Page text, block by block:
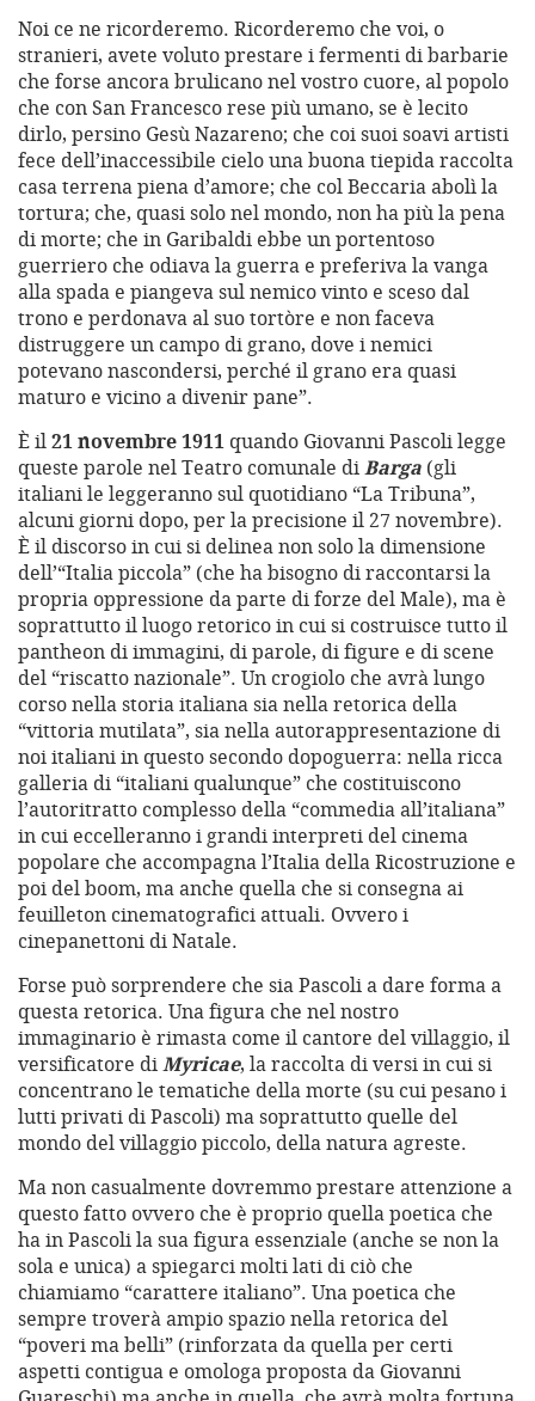
Noi ce ne ricorderemo. Ricorderemo che voi, o
stranieri, avete voluto prestare i fermenti di barbarie
che forse ancora brulicano nel vostro cuore, al popolo
che con San Francesco rese più umano, se è lecito
dirlo, persino Gesù Nazareno; che coi suoi soavi artisti
fece dell’inaccessibile cielo una buona tiepida raccolta
casa terrena piena d’amore; che col Beccaria abolì la
tortura; che, quasi solo nel mondo, non ha più la pena
di morte; che in Garibaldi ebbe un portentoso
guerriero che odiava la guerra e preferiva la vanga
alla spada e piangeva sul nemico vinto e sceso dal
trono e perdonava al suo tortòre e non faceva
distruggere un campo di grano, dove i nemici
potevano nascondersi, perché il grano era quasi
maturo e vicino a divenir pane”.
È il21 novembre 1911 quando Giovanni Pascoli legge
queste parole nel Teatro comunale diBarga (gli
italiani le leggeranno sul quotidiano “La Tribuna”,
alcuni giorni dopo, per la precisione il 27 novembre).
È il discorso in cui si delinea non solo la dimensione
dell’“Italia piccola” (che ha bisogno di raccontarsi la
propria oppressione da parte di forze del Male), ma è
soprattutto il luogo retorico in cui si costruisce tutto il
pantheon di immagini, di parole, di figure e di scene
del “riscatto nazionale”. Un crogiolo che avrà lungo
corso nella storia italiana sia nella retorica della
“vittoria mutilata”, sia nella autorappresentazione di
noi italiani in questo secondo dopoguerra: nella ricca
galleria di “italiani qualunque” che costituiscono
l’autoritratto complesso della “commedia all’italiana”
in cui eccelleranno i grandi interpreti del cinema
popolare che accompagna l’Italia della Ricostruzione e
poi del boom, ma anche quella che si consegna ai
feuilleton cinematografici attuali. Ovvero i
cinepanettoni di Natale.
Forse può sorprendere che sia Pascoli a dare forma a
questa retorica. Una figura che nel nostro
immaginario è rimasta come il cantore del villaggio, il
versificatore diMyricae, la raccolta di versi in cui si
concentrano le tematiche della morte (su cui pesano i
lutti privati di Pascoli) ma soprattutto quelle del
mondo del villaggio piccolo, della natura agreste.
Ma non casualmente dovremmo prestare attenzione a
questo fatto ovvero che è proprio quella poetica che
ha in Pascoli la sua figura essenziale (anche se non la
sola e unica) a spiegarci molti lati di ciò che
chiamiamo “carattere italiano”. Una poetica che
sempre troverà ampio spazio nella retorica del
“poveri ma belli” (rinforzata da quella per certi
aspetti contigua e omologa proposta da Giovanni